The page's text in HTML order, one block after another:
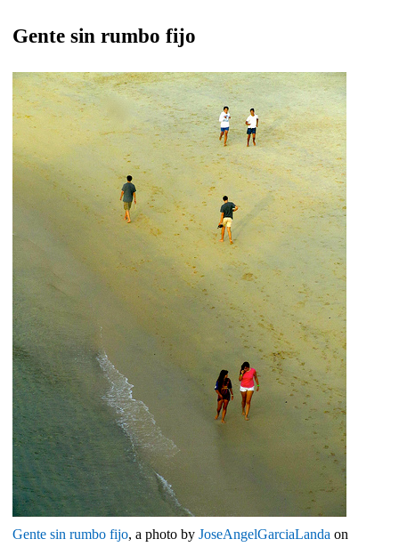
Gente sin rumbo fijo
Gente sin rumbo fijo, a photo by JoseAngelGarciaLanda on